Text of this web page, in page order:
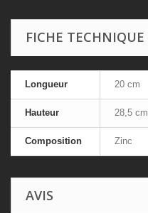
FICHE TECHNIQUE
Longueur 20 cm
Hauteur 28,5 cm
Composition Zinc
AVIS